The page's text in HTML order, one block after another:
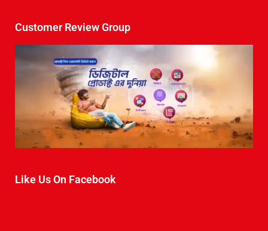
Customer Review Group
Like Us On Facebook